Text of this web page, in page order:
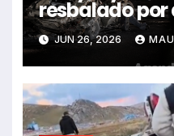
resbalado por
impactó auto
dejando dos
JUN 26, 2026